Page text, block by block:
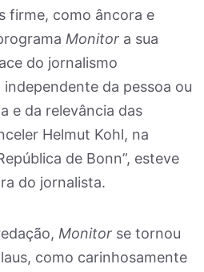
firme, como âncora e
Monitor a sua
do jornalismo
da pessoa ou
e da relevância das
Helmut Kohl, na
de Bonn”, esteve
do jornalista.
Monitor se tornou
como carinhosamente